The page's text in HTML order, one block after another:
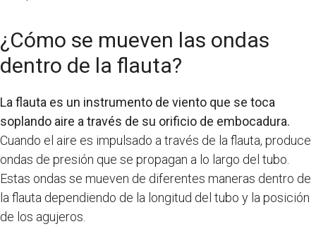
¿Cómo se mueven las ondas
dentro de la flauta?
La flauta es un instrumento de viento que se toca
soplando aire a través de su orificio de embocadura.
Cuando el aire es impulsado a través de la flauta, produce
ondas de presión que se propagan a lo largo del tubo.
Estas ondas se mueven de diferentes maneras dentro de
la flauta dependiendo de la longitud del tubo y la posición
de los agujeros.